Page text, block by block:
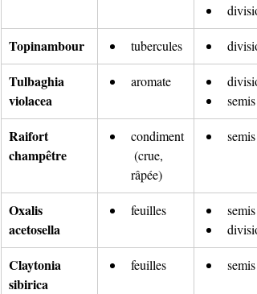
Topinambour tubercules
Tulbaghia
violacea
aromate
semis
Raifort
champêtre
condiment
(crue,
râpée)
semis
Oxalis
acetosella
feuilles
semis
Claytonia
sibirica
feuilles semis